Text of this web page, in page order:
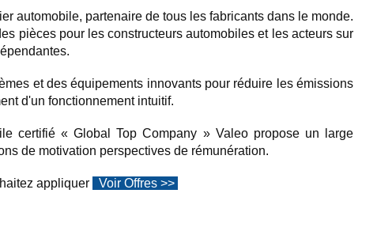
automobile, partenaire de tous les fabricants dans le monde.
pièces pour les constructeurs automobiles et les acteurs sur
et des équipements innovants pour réduire les émissions
d'un fonctionnement intuitif.
certifié « Global Top Company » Valeo propose un large
de motivation perspectives de rémunération.
appliquer Voir Offres >>